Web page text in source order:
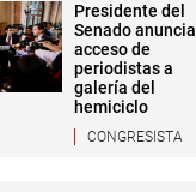
Presidente del
Senado anuncia
acceso de
periodistas a
galería del
hemiciclo
CONGRESISTA